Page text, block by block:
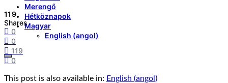
Merengő
Hétköznapok
Magyar
English (angol)
119
Shares
0
0
119
0
This post is also available in: English (angol )